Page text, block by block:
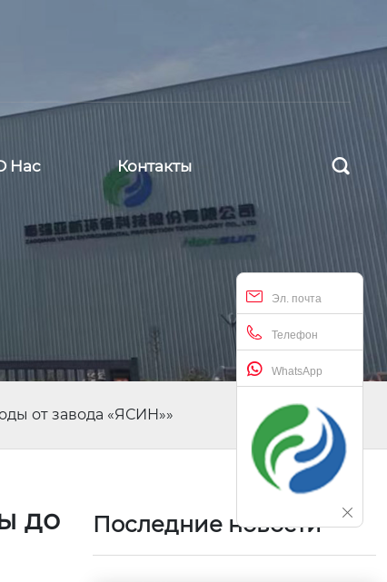
Hас Контакты 
Эл. почта
Телефон
WhatsApp
от завода «ЯСИН»»
до
Последние новости